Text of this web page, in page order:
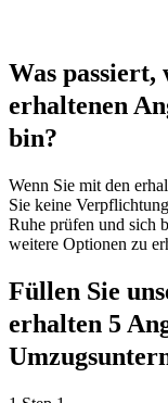
Was passiert,
erhaltenen
bin?
Wenn Sie mit den
Sie keine
Ruhe prüfen und sich
weitere Optionen zu
Füllen Sie
erhalten 5